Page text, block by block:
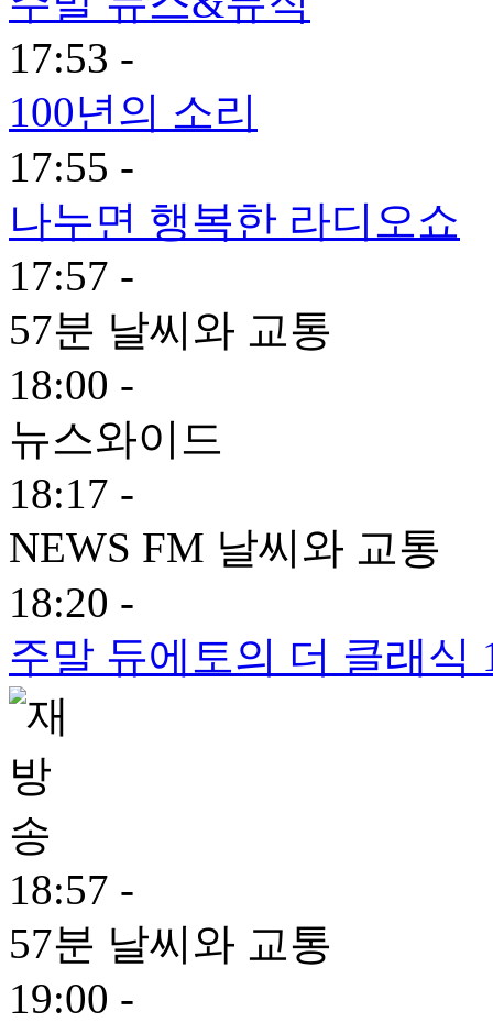
17:53 -
100년의 소리
17:55 -
나누면 행복한 라디오쇼
17:57 -
57분 날씨와 교통
18:00 -
뉴스와이드
18:17 -
NEWS FM 날씨와 교통
18:20 -
주말 듀에토의 더 클래식
18:57 -
57분 날씨와 교통
19:00 -